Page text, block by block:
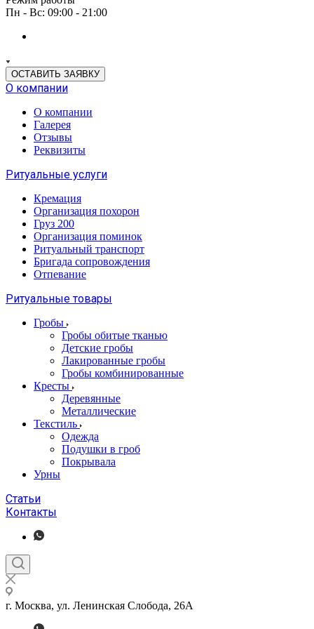
Пн - Вс: 09:00 - 21:00
ОСТАВИТЬ ЗАЯВКУ
О компании
О компании
Галерея
Отзывы
Реквизиты
Ритуальные услуги
Кремация
Организация похорон
Груз 200
Организация поминок
Ритуальный транспорт
Бригада сопровождения
Отпевание
Ритуальные товары
Гробы
Гробы обитые тканью
Детские гробы
Лакированные гробы
Гробы комбинированные
Кресты
Деревянные
Металлические
Текстиль
Одежда
Подушки в гроб
Покрывала
Урны
Статьи
Контакты
г. Москва, ул. Ленинская Слобода, 26А